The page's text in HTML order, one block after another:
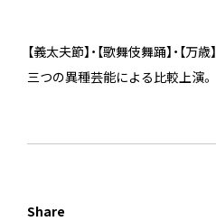
【義太夫節】・【歌舞伎舞踊】・【万歳】
三つの異種芸能による比較上演。
Share